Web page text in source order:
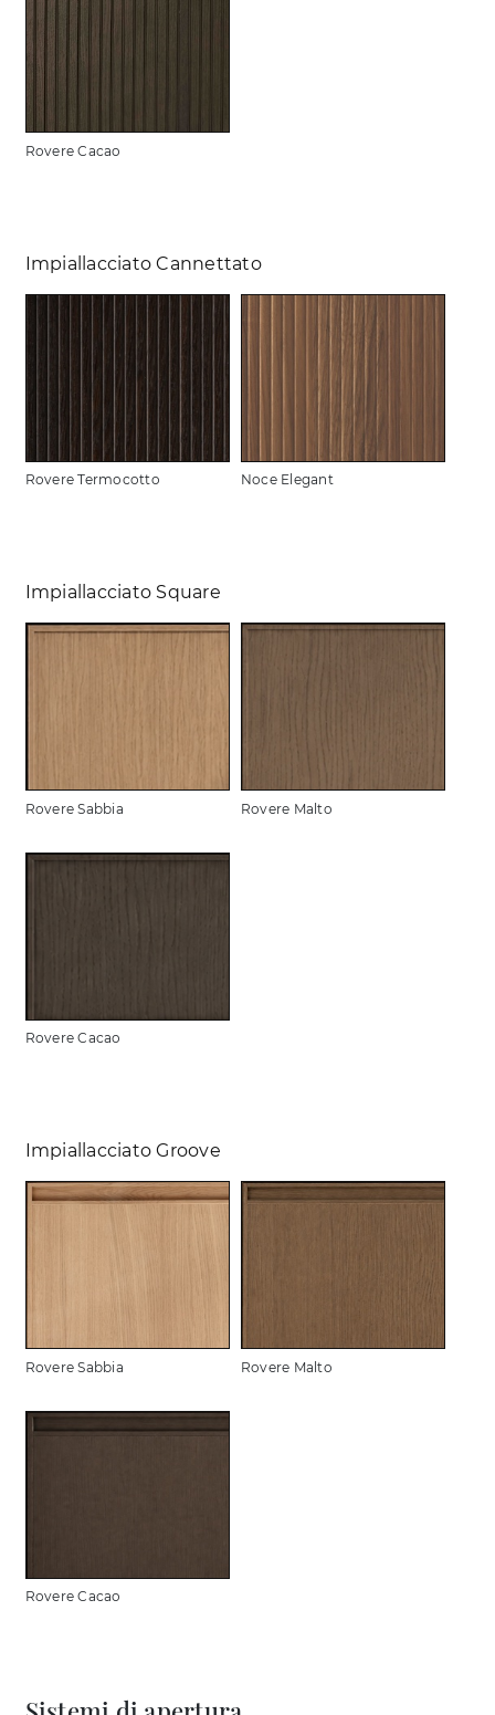
Rovere Cacao
Impiallacciato Cannettato
Rovere Termocotto Noce Elegant
Impiallacciato Square
Rovere Sabbia Rovere Malto
Rovere Cacao
Impiallacciato Groove
Rovere Sabbia Rovere Malto
Rovere Cacao